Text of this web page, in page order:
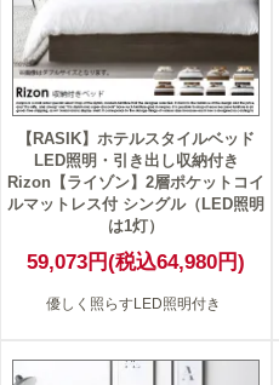
【RASIK】ホテルスタイルベッド
LED照明・引き出し収納付き
Rizon【ライゾン】2層ポケットコイ
ルマットレス付 シングル（LED照明
は1灯）
59,073円(税込64,980円)
優しく照らすLED照明付き